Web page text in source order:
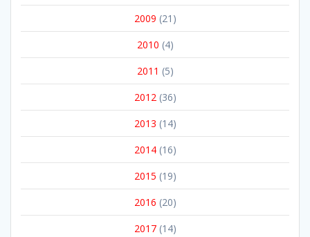
2009 (21)
2010 (4)
2011 (5)
2012(36)
2013 (14)
2014(16)
2015 (19)
2016 (20)
2017(14)